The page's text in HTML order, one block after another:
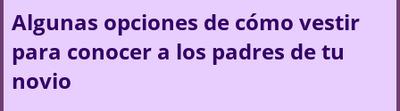
Algunas opciones de cómo vestir
para conocer a los padres de tu
novio